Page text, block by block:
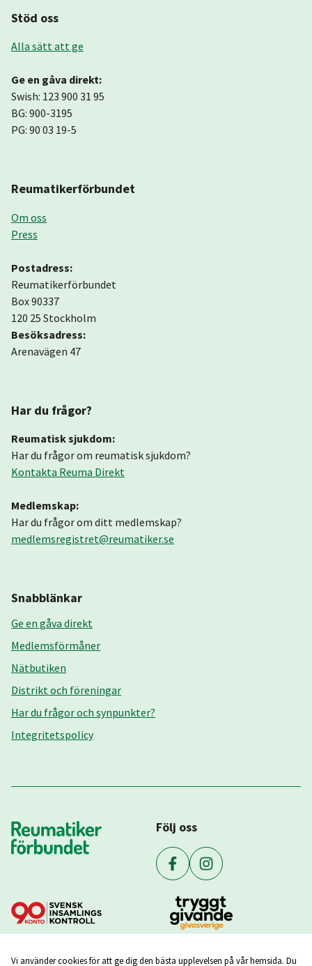
Stöd oss
Alla sätt att ge
Ge en gåva direkt:
Swish: 123 900 31 95
BG: 900-3195
PG: 90 03 19-5
Reumatikerförbundet
Om oss
Press
Postadress:
Reumatikerförbundet
Box 90337
120 25 Stockholm
Besöksadress:
Arenavägen 47
Har du frågor?
Reumatisk sjukdom:
Har du frågor om reumatisk sjukdom?
Kontakta Reuma Direkt
Medlemskap:
Har du frågor om ditt medlemskap?
medlemsregistret@reumatiker.se
Snabblänkar
Ge en gåva direkt
Medlemsförmåner
Nätbutiken
Distrikt och föreningar
Har du frågor och synpunkter?
Integritetspolicy
Följ oss
Vi använder cookies för att ge dig den bästa upplevelsen på vår hemsida. Du